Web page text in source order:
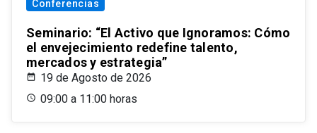
Conferencias
Seminario: “El Activo que Ignoramos: Cómo
el envejecimiento redefine talento,
mercados y estrategia”
19 de Agosto de 2026
09:00 a 11:00 horas